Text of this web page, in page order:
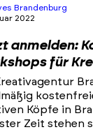
Brandenburg
2022
anmelden:
für
Köpfe in
Zeit stehen